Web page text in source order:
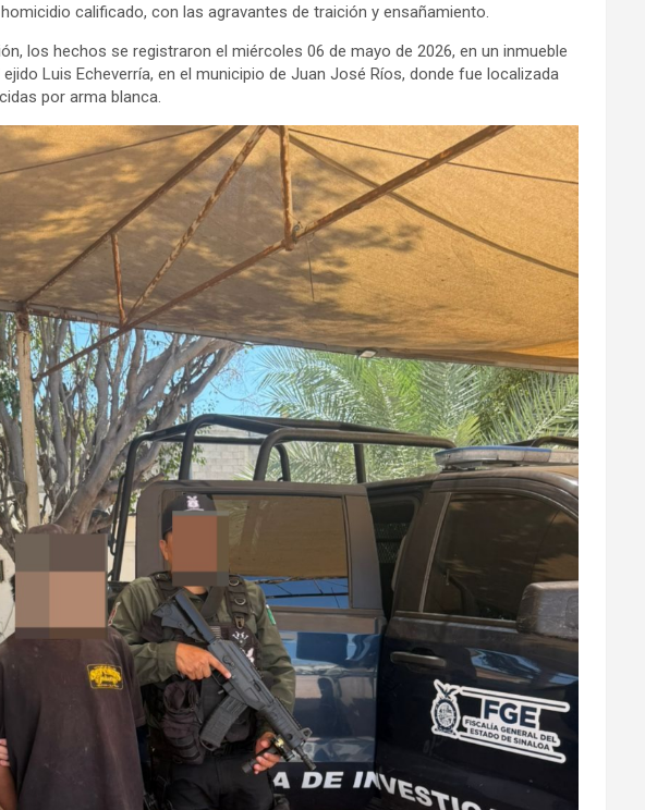
calificado, con las agravantes de traición y ensañamiento.
los hechos se registraron el miércoles 06 de mayo de 2026, en un inmueble
Luis Echeverría, en el municipio de Juan José Ríos, donde fue localizada
por arma blanca.